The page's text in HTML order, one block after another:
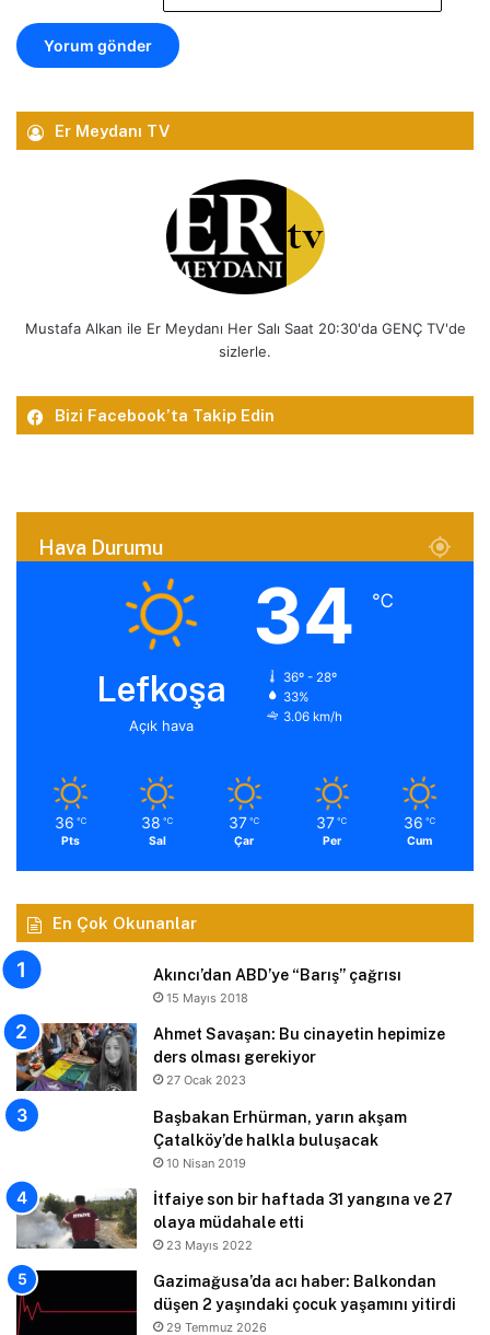
Er Meydanı TV
Mustafa Alkan ile Er Meydanı Her Salı Saat 20:30'da GENÇ TV'de
sizlerle.
Bizi Facebook’ta Takip Edin
Hava Durumu
Lefkoşa
Açık hava
34 ℃
36º - 28º
33%
3.06 km/h
36 ℃
Pts
38 ℃
Sal
37 ℃
Çar
37 ℃
Per
36 ℃
Cum
En Çok Okunanlar
Akıncı’dan ABD’ye “Barış” çağrısı
15 Mayıs 2018
Ahmet Savaşan: Bu cinayetin hepimize
ders olması gerekiyor
27 Ocak 2023
Başbakan Erhürman, yarın akşam
Çatalköy’de halkla buluşacak
10 Nisan 2019
İtfaiye son bir haftada 31 yangına ve 27
olaya müdahale etti
23 Mayıs 2022
Gazimağusa’da acı haber: Balkondan
düşen 2 yaşındaki çocuk yaşamını yitirdi
29 Temmuz 2026